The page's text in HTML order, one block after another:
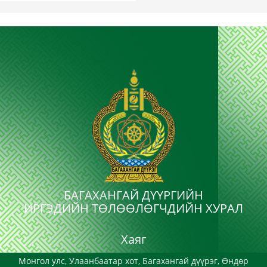
БАГАХАНГАЙ ДҮҮРГИЙН
ИРГЭДИЙН ТӨЛӨӨЛӨГЧДИЙН ХУРАЛ
Хаяг
Монгол улс, Улаанбаатар хот, Багахангай дүүрэг, Өндөр